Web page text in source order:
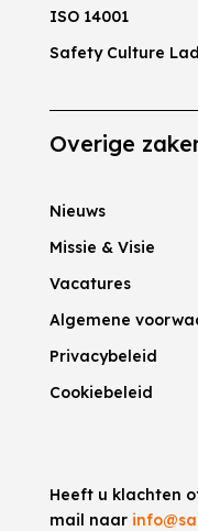
ISO 14001
Safety Culture
Overige
Nieuws
Missie & Visie
Vacatures
Algemene
Privacybeleid
Cookiebeleid
Heeft u klachten
mail naar